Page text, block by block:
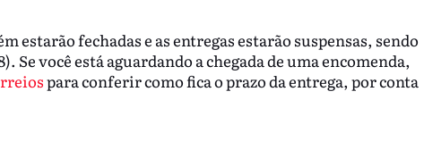
estarão fechadas e as entregas estarão suspensas, sendo
você está aguardando a chegada de uma encomenda,
para conferir como fica o prazo da entrega, por conta